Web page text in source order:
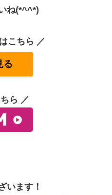
ね(*^^*)
こちら ／
る
ら ／
います！